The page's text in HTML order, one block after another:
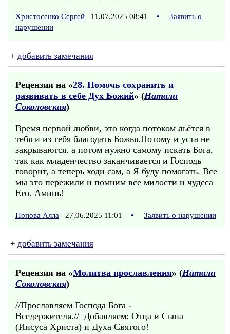
Христосенко Сергей 11.07.2025 08:41 •
Заявить о
нарушении
+ добавить замечания
Рецензия на «28. Помочь сохранить и
развивать в себе Дух Божий» (Натали
Соколовская)
Время первой любви, это когда потоком льётся в
тебя и из тебя благодать Божья.Потому и уста не
закрываются. а потом нужно самому искать Бога,
так как младенчество заканчивается и Господь
говорит, а теперь ходи сам, а Я буду помогать. Все
мы это пережили и помним все милости и чудеса
Его. Аминь!
Попова Алла 27.06.2025 11:01 • Заявить о нарушении
+ добавить замечания
Рецензия на «Молитва прославления» (Натали
Соколовская)
//Прославляем Господа Бога -
Вседержителя.//_Добавляем: Отца и Сына
(Иисуса Христа) и Духа Святого!